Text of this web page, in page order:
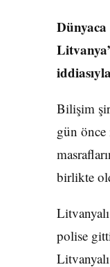
Bilişim
gün önce
birlikte
polise